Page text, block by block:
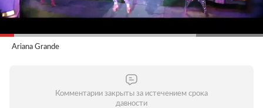
Ariana Grande
Комментарии закрыты за истечением срока
давности